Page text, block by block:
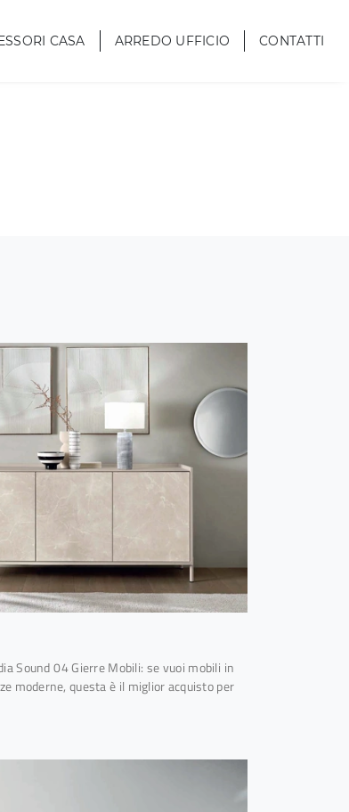
CASA ARREDO UFFICIO CONTATTI
Sound 04 Gierre Mobili: se vuoi mobili in
moderne, questa è il miglior acquisto per